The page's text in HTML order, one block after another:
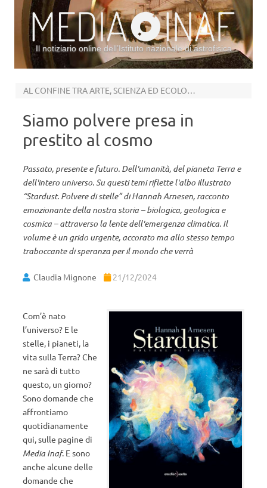
Il notiziario online dell’Istituto nazionale di astrofisica
AL CONFINE TRA ARTE, SCIENZA ED ECOLOGIA. IN LIBRERIA
Siamo polvere presa in
prestito al cosmo
Passato, presente e futuro. Dell'umanità, del pianeta Terra e
dell'intero universo. Su questi temi riflette l'albo illustrato
“Stardust. Polvere di stelle” di Hannah Arnesen, racconto
emozionante della nostra storia – biologica, geologica e
cosmica – attraverso la lente dell'emergenza climatica. Il
volume è un grido urgente, accorato ma allo stesso tempo
traboccante di speranza per il mondo che verrà
Claudia Mignone 21/12/2024
Com’è nato
l’universo? E le
stelle, i pianeti, la
vita sulla Terra? Che
ne sarà di tutto
questo, un giorno?
Sono domande che
affrontiamo
quotidianamente
qui, sulle pagine di
Media Inaf. E sono
anche alcune delle
domande che